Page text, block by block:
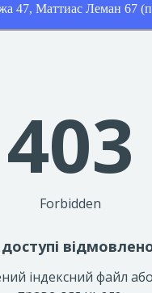
47, Маттиас Леман 67